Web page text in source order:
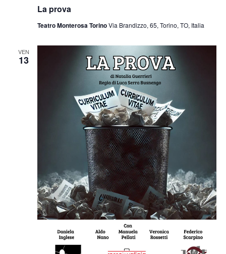
La prova
Teatro Monterosa TorinoVia Brandizzo, 65, Torino, TO, Italia
VEN
13